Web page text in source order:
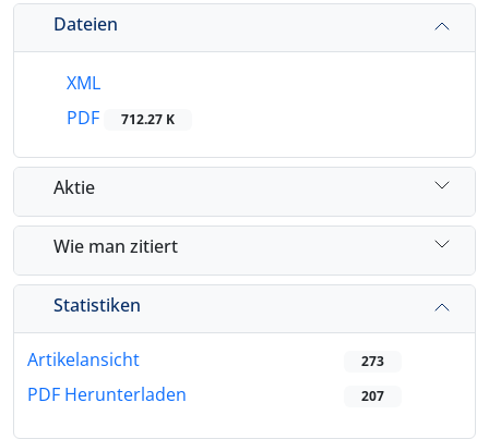
Dateien
XML
PDF
712.27 K
Aktie
Wie man zitiert
Statistiken
Artikelansicht 273
PDF Herunterladen 207